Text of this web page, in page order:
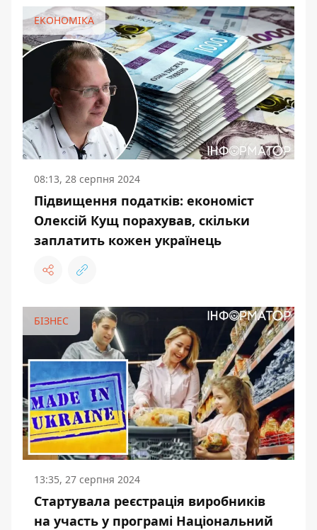
ЕКОНОМІКА
08:13, 28 серпня 2024
Підвищення податків: економіст
Олексій Кущ порахував, скільки
заплатить кожен українець
БІЗНЕС
13:35, 27 серпня 2024
Стартувала реєстрація виробників
на участь у програмі Національний